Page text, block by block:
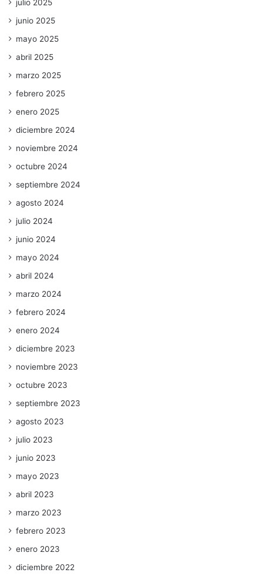
julio 2025
junio 2025
mayo 2025
abril 2025
marzo 2025
febrero 2025
enero 2025
diciembre 2024
noviembre 2024
octubre 2024
septiembre 2024
agosto 2024
julio 2024
junio 2024
mayo 2024
abril 2024
marzo 2024
febrero 2024
enero 2024
diciembre 2023
noviembre 2023
octubre 2023
septiembre 2023
agosto 2023
julio 2023
junio 2023
mayo 2023
abril 2023
marzo 2023
febrero 2023
enero 2023
diciembre 2022